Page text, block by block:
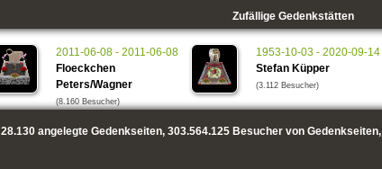
Zufällige Gedenkstätten
2011-06-08 - 2011-06-08
Floeckchen
Peters/Wagner
(8.160 Besucher)
1953-10-03 - 2020-09-14
Stefan Küpper
(3.112 Besucher)
28.130angelegte Gedenkseiten, 303.564.125Besucher von Gedenkseiten,